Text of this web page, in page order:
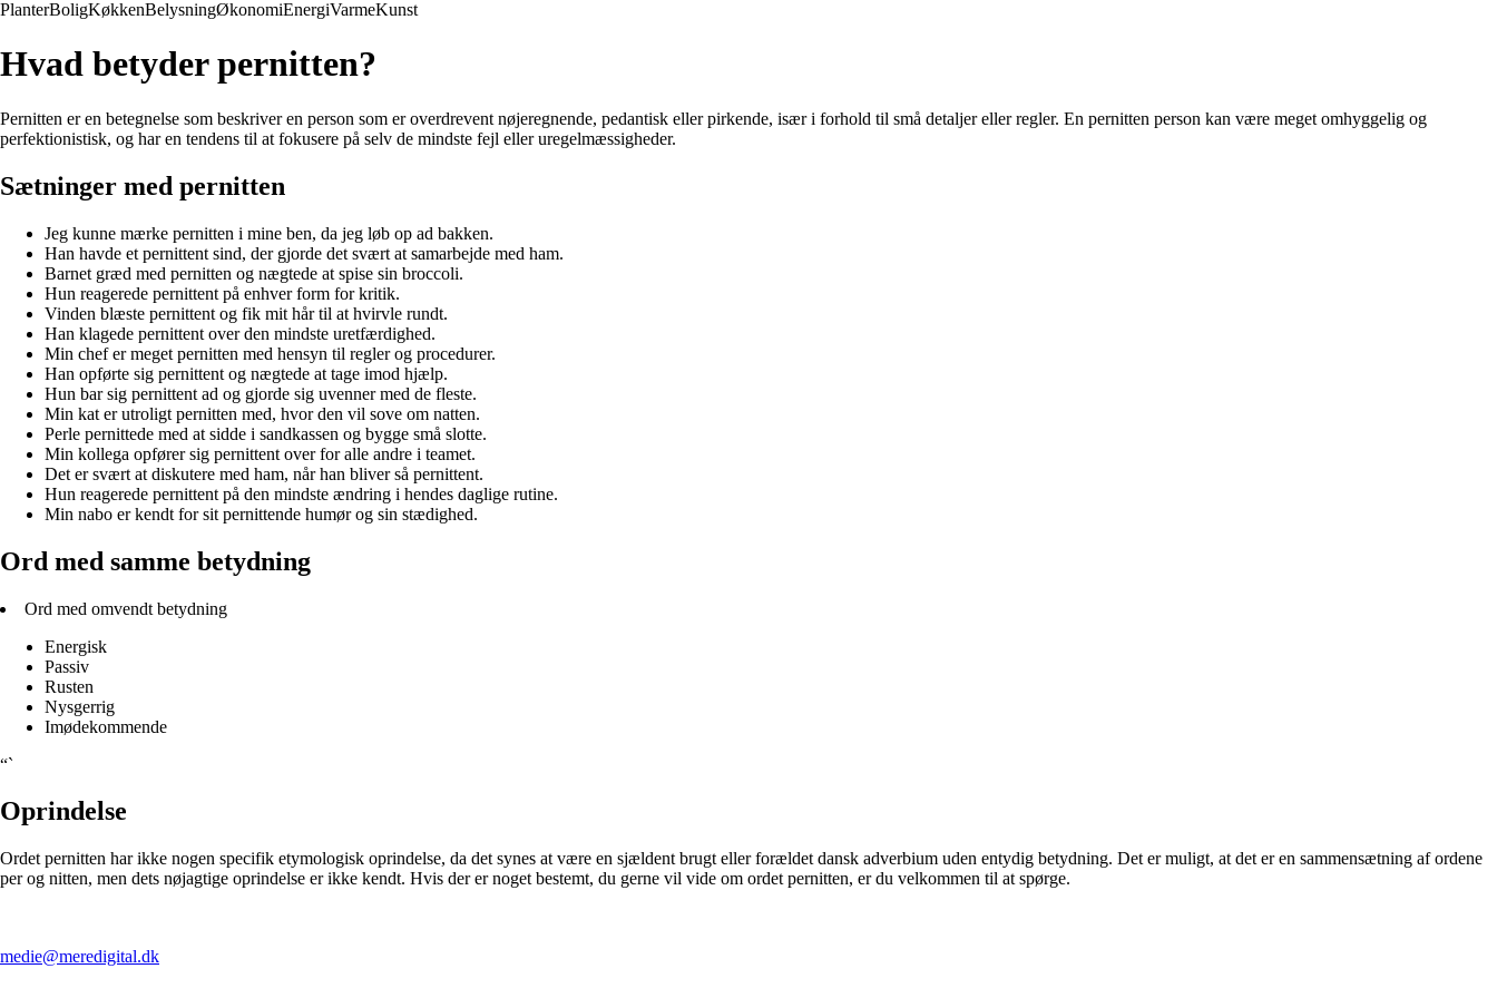
PlanterBoligKøkkenBelysningØkonomiEnergiVarmeKunst
Hvad betyder pernitten?
Pernitten er en betegnelse som beskriver en person som er overdrevent nøjeregnende, pedantisk eller pirkende, især i forhold til små detaljer eller regler. En pernitten person kan være meget omhyggelig og
perfektionistisk, og har en tendens til at fokusere på selv de mindste fejl eller uregelmæssigheder.
Sætninger med pernitten
Jeg kunne mærke pernitten i mine ben, da jeg løb op ad bakken.
Han havde et pernittent sind, der gjorde det svært at samarbejde med ham.
Barnet græd med pernitten og nægtede at spise sin broccoli.
Hun reagerede pernittent på enhver form for kritik.
Vinden blæste pernittent og fik mit hår til at hvirvle rundt.
Han klagede pernittent over den mindste uretfærdighed.
Min chef er meget pernitten med hensyn til regler og procedurer.
Han opførte sig pernittent og nægtede at tage imod hjælp.
Hun bar sig pernittent ad og gjorde sig uvenner med de fleste.
Min kat er utroligt pernitten med, hvor den vil sove om natten.
Perle pernittede med at sidde i sandkassen og bygge små slotte.
Min kollega opfører sig pernittent over for alle andre i teamet.
Det er svært at diskutere med ham, når han bliver så pernittent.
Hun reagerede pernittent på den mindste ændring i hendes daglige rutine.
Min nabo er kendt for sit pernittende humør og sin stædighed.
Ord med samme betydning
Ord med omvendt betydning
Energisk
Passiv
Rusten
Nysgerrig
Imødekommende
“`
Oprindelse
Ordet pernitten har ikke nogen specifik etymologisk oprindelse, da det synes at være en sjældent brugt eller forældet dansk adverbium uden entydig betydning. Det er muligt, at det er en sammensætning af ordene
per og nitten, men dets nøjagtige oprindelse er ikke kendt. Hvis der er noget bestemt, du gerne vil vide om ordet pernitten, er du velkommen til at spørge.
medie@meredigital.dk